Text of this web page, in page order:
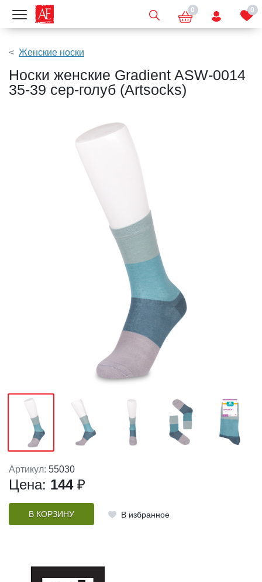
Показать меню 0 0
Женские носки
Носки женские Gradient ASW-0014
35-39 сер-голуб (Artsocks)
Артикул: 55030
Цена: 144 ₽
В КОРЗИНУ В избранное